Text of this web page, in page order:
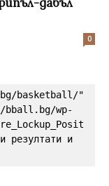
0
basketball/"
bball.bg/wp-
резултати и